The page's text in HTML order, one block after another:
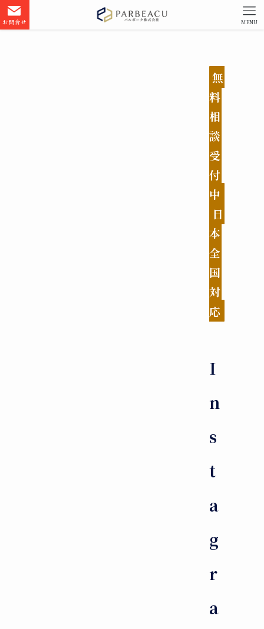
お問合せ MENU
無
料
相
談
受
付
中
日
本
全
国
対
応
I
n
s
t
a
g
r
a